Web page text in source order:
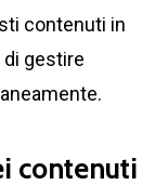
contenuti in
di gestire
contenuti